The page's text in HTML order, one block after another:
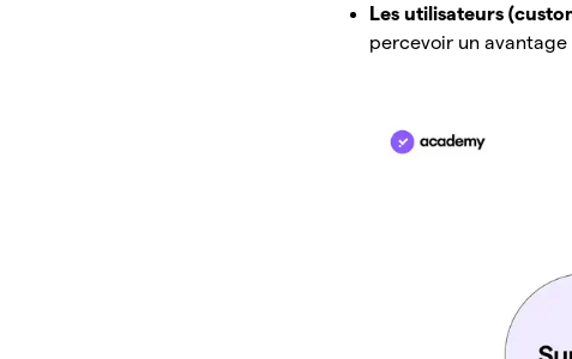
Les utilisateurs
percevoir un